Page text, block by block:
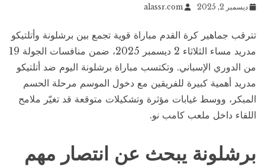
ديسمبر 2, 2025 alassr.com
تترقب جماهير كرة القدم مباراة قوية تجمع بين برشلونة وأتلتيكو
مدريد مساء الثلاثاء 2 ديسمبر 2025، ضمن منافسات الجولة 19
من الدوري الإسباني. وتكتسب مباراة برشلونة اليوم ضد أتلتيكو
مدريد أهمية كبيرة للفريقين مع دخول الموسم مرحلة الحسم
المبكر، ووسط غيابات مؤثرة وتشكيلات متوقعة قد تغيّر ملامح
اللقاء داخل ملعب كامب نو.
برشلونة يبحث عن انتصار مهم